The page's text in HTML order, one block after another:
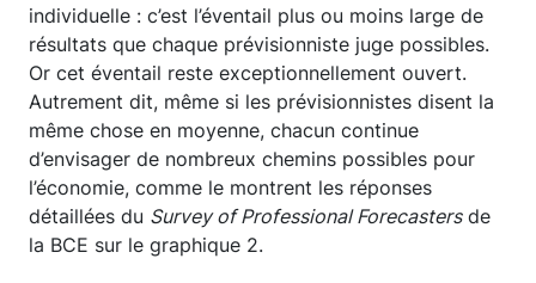
individuelle : c’est l’éventail plus ou moins large de
résultats que chaque prévisionniste juge possibles.
Or cet éventail reste exceptionnellement ouvert.
Autrement dit, même si les prévisionnistes disent la
même chose en moyenne, chacun continue
d’envisager de nombreux chemins possibles pour
l’économie, comme le montrent les réponses
détaillées du Survey of Professional Forecastersde
la BCE sur le graphique 2.